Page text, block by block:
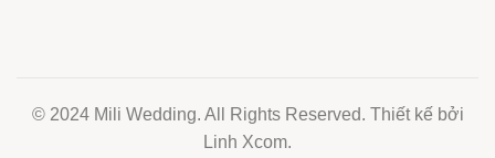
© 2024 Mili Wedding. All Rights Reserved. Thiết kế bởi
Linh Xcom.